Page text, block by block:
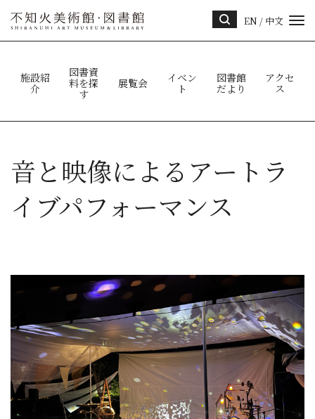
ト内
EN / 中文
施設紹
介
図書資
料を探
す
展覧会
イベン
ト
図書館
だより
アクセ
ス
音と映像によるアートラ
イブパフォーマンス